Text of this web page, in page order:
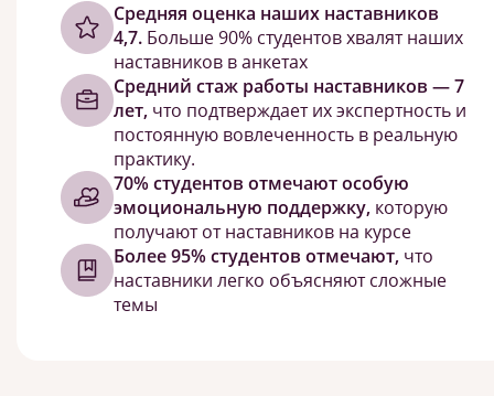
Cредняя оценка наших наставников
4,7. Больше 90% студентов хвалят наших
наставников в анкетах
Средний стаж работы наставников — 7
лет, что подтверждает их экспертность и
постоянную вовлеченность в реальную
практику.
70% студентов отмечают особую
эмоциональную поддержку, которую
получают от наставников на курсе
Более 95% студентов отмечают, что
наставники легко объясняют сложные
темы